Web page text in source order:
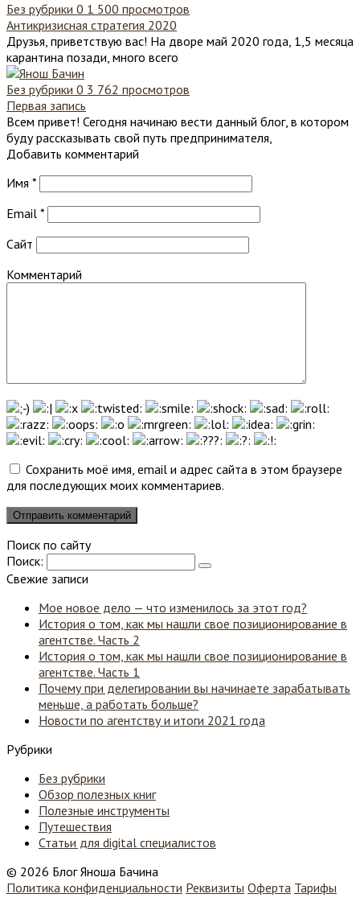
Без рубрики 0 1 500 просмотров
Антикризисная стратегия 2020
Друзья, приветствую вас! На дворе май 2020 года, 1,5 месяца
карантина позади, много всего
Без рубрики 0 3 762 просмотров
Первая запись
Всем привет! Сегодня начинаю вести данный блог, в котором
буду рассказывать свой путь предпринимателя,
Добавить комментарий
Имя *
Email *
Сайт
Комментарий
Сохранить моё имя, email и адрес сайта в этом браузере
для последующих моих комментариев.
Поиск по сайту
Поиск:
Свежие записи
Мое новое дело — что изменилось за этот год?
История о том, как мы нашли свое позиционирование в
агентстве. Часть 2
История о том, как мы нашли свое позиционирование в
агентстве. Часть 1
Почему при делегировании вы начинаете зарабатывать
меньше, а работать больше?
Новости по агентству и итоги 2021 года
Рубрики
Без рубрики
Обзор полезных книг
Полезные инструменты
Путешествия
Статьи для digital специалистов
© 2026 Блог Яноша Бачина
Политика конфиденциальности Реквизиты Оферта Тарифы